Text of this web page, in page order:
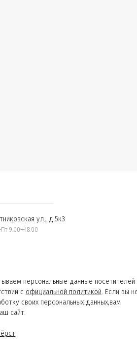
ул., д.5к3
9:00—18:00
персональные данные посетителей
с официальной политикой. Если вы
своих персональных данных,вам
сайт.